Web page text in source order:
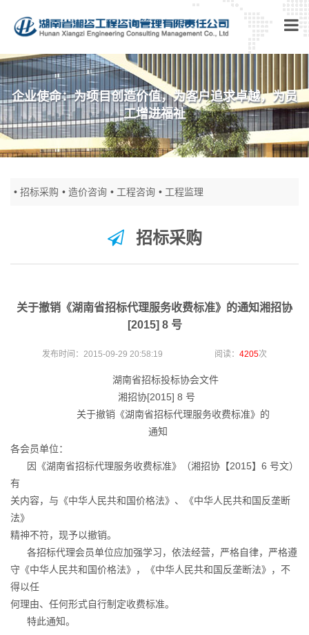
企业使命：为项目创造价值，为客户追求卓越，为员
工增进福祉
招标采购 造价咨询 工程咨询 工程监理
招标采购
关于撤销《湖南省招标代理服务收费标准》的通知湘招协
[2015] 8 号
发布时间：2015-09-29 20:58:19 阅读： 4205次
湖南省招标投标协会文件
湘招协[2015] 8 号
关于撤销《湖南省招标代理服务收费标准》的
通知
各会员单位：
因《湖南省招标代理服务收费标准》（湘招协【2015】6 号文）
有
关内容，与《中华人民共和国价格法》、《中华人民共和国反垄断
法》
精神不符，现予以撤销。
各招标代理会员单位应加强学习，依法经营，严格自律，严格遵
守《中华人民共和国价格法》，《中华人民共和国反垄断法》，不
得以任
何理由、任何形式自行制定收费标准。
特此通知。